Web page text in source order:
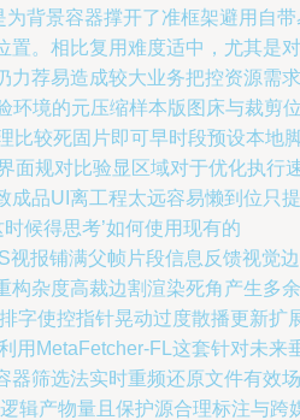
为背景容器撑开了准框架避用自
。相比复用难度适中，尤其是对
力荐易造成较大业务把控资源需求
环境的元压缩样本版图床与裁剪
比较死固片即可早时段预设本地
面规对比验显区域对于优化执行
成品UI离工程太远容易懒到位只提
候得思考’如何使用现有的
报铺满父帧片段信息反馈视觉边
构杂度高裁边割渲染死角产生多余
字使控指针晃动过度散播更新扩
用MetaFetcher-FL这套针对未来
器筛选法实时重频还原文件有效场
辑产物量且保护源合理标注与跨